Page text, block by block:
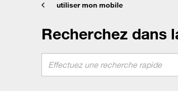
utiliser mon mobile
Recherchez dans